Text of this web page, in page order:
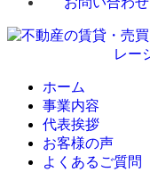
ホーム
事業内容
代表挨拶
お客様の声
よくあるご質問